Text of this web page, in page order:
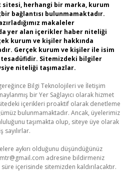
sitesi, herhangi bir marka, kurum
bağlantısı bulunmamaktadır.
makaleler
yer alan içerikler haber niteliği
kurum ve kişiler hakkında
Gerçek kurum ve kişiler ile isim
Sitemizdeki bilgiler
niteliği taşımazlar.
Bilgi Teknolojileri ve İletişim
bir Yer Sağlayıcı olarak hizmet
içerikleri proaktif olarak denetleme
bulunmamaktadır. Ancak, üyelerimiz
taşımakta olup, siteye üye olarak
aykırı olduğunu düşündüğünüz
adresine bildirmeniz
içerisinde sitemizden kaldırılacaktır.